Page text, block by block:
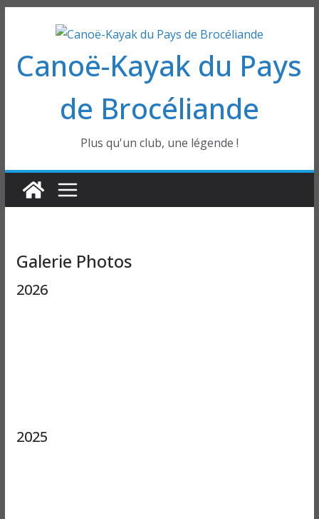
contenu
Canoë-Kayak du Pays
de Brocéliande
Plus qu'un club, une légende !
Galerie Photos
2026
2025